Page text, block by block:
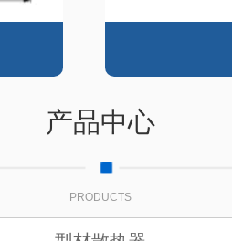
产品中心
PRODUCTS